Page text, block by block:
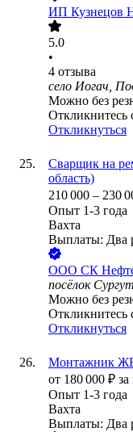
ИП Кузнецов
5.0
•
4 отзыва
село Иогач,
Можно без
Откликнитесь
Откликнуться
Сварщик на
область)
210 000 – 230
Опыт 1-3 года
Вахта
Выплаты: Два
ООО СК
посёлок
Можно без
Откликнитесь
Откликнуться
Монтажник
от 180 000 ₽ за
Опыт 1-3 года
Вахта
Выплаты: Два